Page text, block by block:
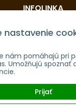
nastavenie
nám pomáhajú pri
Umožňujú spoznať
Prijať
INFOLINKA
Obchodné
Platba a
osobných